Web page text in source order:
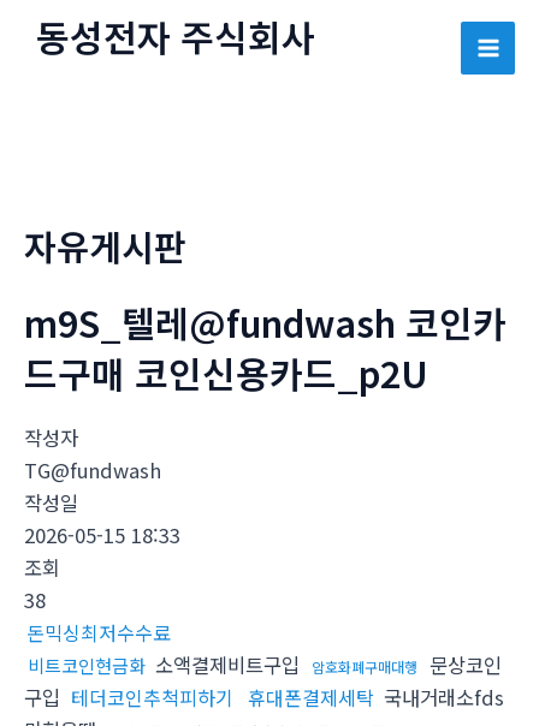
동성전자 주식회사
Main
자유게시판
m9S_텔레@fundwash 코인카
드구매 코인신용카드_p2U
작성자
TG@fundwash
작성일
2026-05-15 18:33
조회
38
돈믹싱최저수수료
비트코인현금화 소액결제비트구입 암호화폐구매대행
문상코인
구입 테더코인추척피하기 휴대폰결제세탁 국내거래소fds